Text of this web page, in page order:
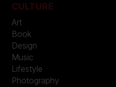
CULTURE
Art
Book
Design
Music
Lifestyle
Photography